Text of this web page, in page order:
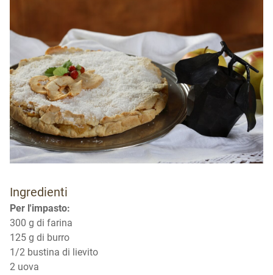
Ingredienti
Per l'impasto:
300 g di farina
125 g di burro
1/2 bustina di lievito
2 uova